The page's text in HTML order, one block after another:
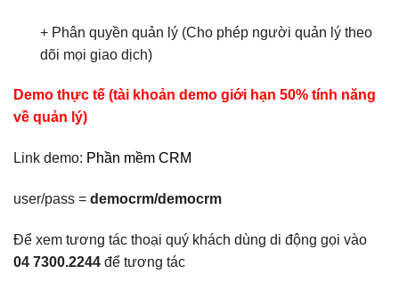
+ Phân quyền quản lý (Cho phép người quản lý theo
dõi mọi giao dịch)
Demo thực tế (tài khoản demo giới hạn 50% tính năng
về quản lý)
Link demo: Phần mềm CRM
user/pass = democrm/democrm
Để xem tương tác thoại quý khách dùng di động gọi vào
04 7300.2244 để tương tác